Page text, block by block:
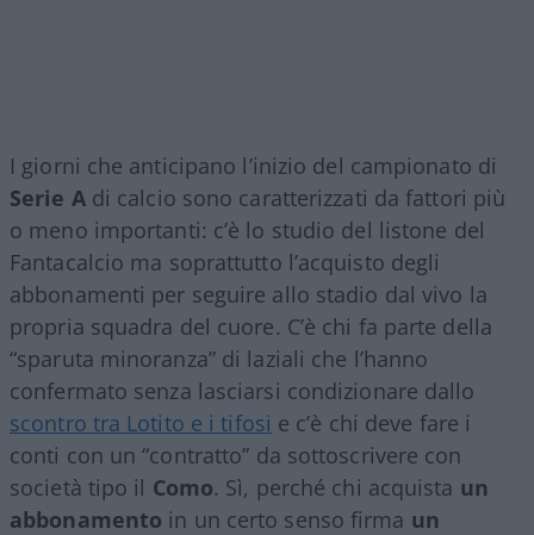
I giorni che anticipano l’inizio del campionato di
Serie Adi calcio sono caratterizzati da fattori più
o meno importanti: c’è lo studio del listone del
Fantacalcio ma soprattutto l’acquisto degli
abbonamenti per seguire allo stadio dal vivo la
propria squadra del cuore. C’è chi fa parte della
“sparuta minoranza” di laziali che l’hanno
confermato senza lasciarsi condizionare dallo
scontro tra Lotito e i tifosi e c’è chi deve fare i
conti con un “contratto” da sottoscrivere con
società tipo il Como. Sì, perché chi acquista un
abbonamento in un certo senso firma un